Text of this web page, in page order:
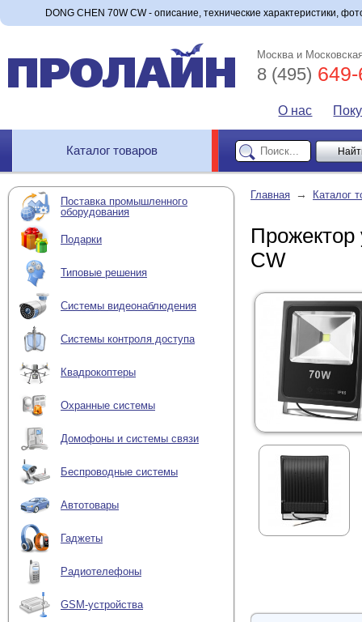
DONG CHEN 70W CW - описание, технические характеристики,
Москва и
8 (495)
О нас
Каталог товаров
Поставка промышленного
оборудования
Подарки
Типовые решения
Системы видеонаблюдения
Системы контроля доступа
Квадрокоптеры
Охранные системы
Домофоны и системы связи
Беспроводные системы
Автотовары
Гаджеты
Радиотелефоны
GSM-устройства
Главная → Каталог
CW